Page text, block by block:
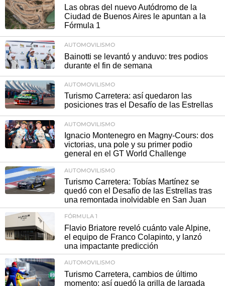
Las obras del nuevo Autódromo de la
Ciudad de Buenos Aires le apuntan a la
Fórmula 1
AUTOMOVILISMO
Bainotti se levantó y anduvo: tres podios
durante el fin de semana
AUTOMOVILISMO
Turismo Carretera: así quedaron las
posiciones tras el Desafío de las Estrellas
AUTOMOVILISMO
Ignacio Montenegro en Magny-Cours: dos
victorias, una pole y su primer podio
general en el GT World Challenge
AUTOMOVILISMO
Turismo Carretera: Tobías Martínez se
quedó con el Desafío de las Estrellas tras
una remontada inolvidable en San Juan
FÓRMULA 1
Flavio Briatore reveló cuánto vale Alpine,
el equipo de Franco Colapinto, y lanzó
una impactante predicción
AUTOMOVILISMO
Turismo Carretera, cambios de último
momento: así quedó la grilla de largada